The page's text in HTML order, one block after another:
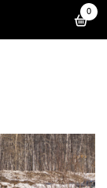
0